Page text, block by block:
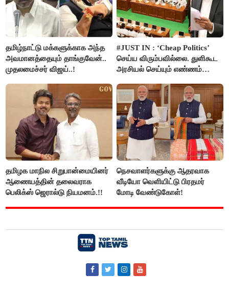
தமிழ்நாட்டு மக்களுக்காக அந்த
அவமானத்தையும் தாங்குவேன்..
முதலமைச்சர் விஜய்..!
#JUST IN : ‘Cheap Politics’
செய்ய விரும்பவில்லை. துளிகூட
அரசியல் செய்யும் எண்ணம்
விஜய் பதில்!
தமிழக மாநில சிறுபான்மையினர்
ஆணையத்தின் தலைவராக
பெலிக்ஸ் ஜெரால்டு நியமனம்.!!
நெசவாளர்களுக்கு ஆதரவாக
வீடியோ வெளியிட்டு பிரதமர்
மோடி வேண்டுகோள்!